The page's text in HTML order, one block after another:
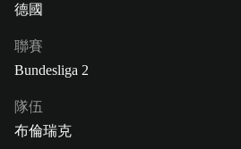
德國
聯賽
Bundesliga 2
隊伍
布倫瑞克